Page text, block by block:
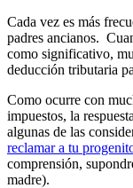
Cada vez es más
padres ancianos.
como significativo,
deducción tributaria
Como ocurre con
impuestos, la
algunas de las
reclamar a tu
comprensión,
madre).